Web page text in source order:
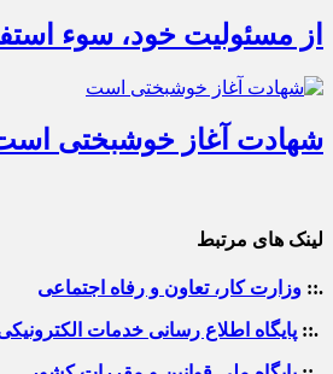
از مسئولیت خود، سوء
شهادت آغاز خوشبختی
لینک های مرتبط
.:: وزارت کار، تعاون و رفاه اجتماعی
.:: پایگاه اطلاع رسانی خدمات